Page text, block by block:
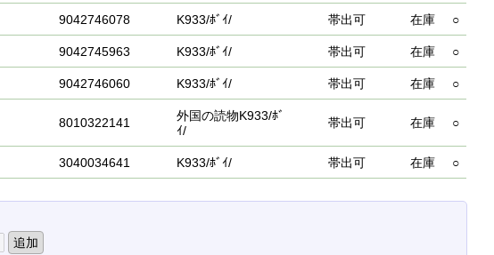
9042746078 K933/ﾎﾞｲ/ 帯出可 在庫 ○
9042745963 K933/ﾎﾞｲ/ 帯出可 在庫 ○
9042746060 K933/ﾎﾞｲ/ 帯出可 在庫 ○
8010322141
外国の読物K933/ﾎﾞ
ｲ/
帯出可 在庫 ○
3040034641 K933/ﾎﾞｲ/ 帯出可 在庫 ○